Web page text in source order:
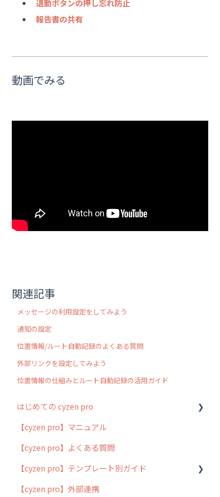
退勤ボタンの押し忘れ防止
報告書の共有
動画でみる
関連記事
メッセージの利用設定をしてみよう
通知の設定
位置情報/ルート自動記録のよくある質問
外部リンクを設定してみよう
位置情報の仕組みとルート自動記録の活用ガイド
はじめての cyzen pro
cyzen pro とは？
簡易マニュアル
cyzen proの位置情報取得について
用語集
【cyzen pro】マニュアル
【cyzen pro】よくある質問
【cyzen pro】テンプレート別ガイド
ポスティング
【cyzen pro】外部連携